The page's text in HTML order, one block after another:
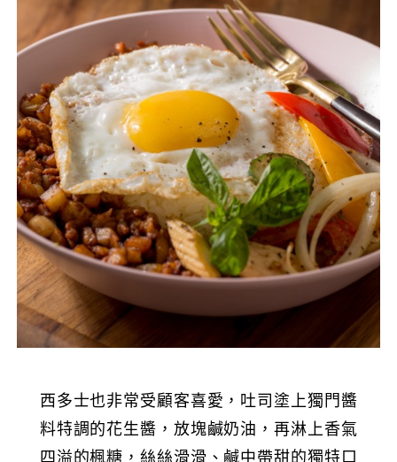
西多士也非常受顧客喜愛，吐司塗上獨門醬
料特調的花生醬，放塊鹹奶油，再淋上香氣
四溢的楓糖，絲絲滑滑、鹹中帶甜的獨特口